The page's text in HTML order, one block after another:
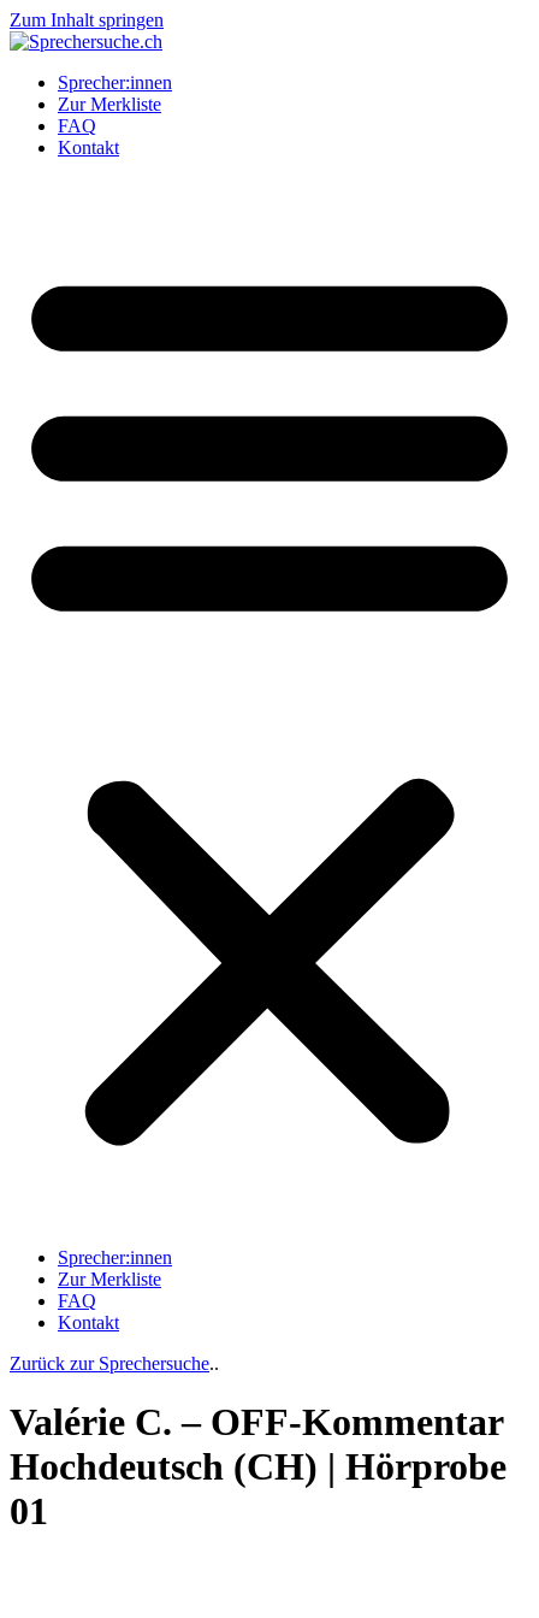
Zum Inhalt springen
Sprecher:innen
Zur Merkliste
FAQ
Kontakt
Sprecher:innen
Zur Merkliste
FAQ
Kontakt
Zurück zur Sprechersuche..
Valérie C. – OFF-Kommentar
Hochdeutsch (CH) | Hörprobe
01